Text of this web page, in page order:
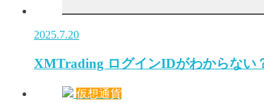
2025.7.20
XMTrading ログインIDがわからない
仮想通貨